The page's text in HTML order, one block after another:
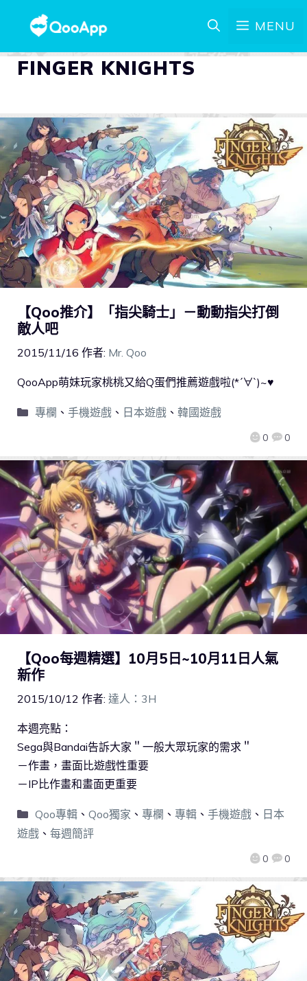
MENU
FINGER KNIGHTS
【Qoo推介】「指尖騎士」－動動指尖打倒
敵人吧
2015/11/16 作者: Mr. Qoo
0 0
QooApp萌妹玩家桃桃又給Q蛋們推薦遊戲啦(*´∀`)~♥
專欄 、 手機遊戲、 日本遊戲、 韓國遊戲
【Qoo每週精選】10月5日~10月11日人氣
新作
2015/10/12 作者: 達人：3H
0 0
本週亮點：
Sega與Bandai告訴大家＂一般大眾玩家的需求＂
－作畫，畫面比遊戲性重要
－IP比作畫和畫面更重要
Qoo專輯、 Qoo獨家 、 專欄 、 專輯、 手機遊戲、 日本
遊戲 、 每週簡評